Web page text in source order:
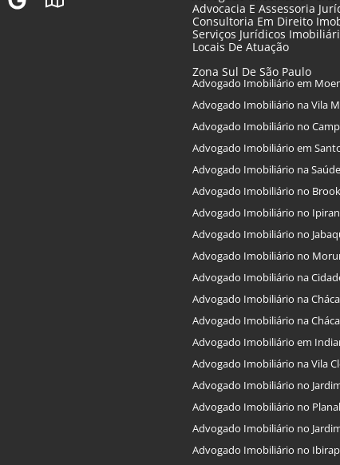
Advocacia E Assessoria
Consultoria Em Direito
Serviços Jurídicos
Locais De Atuação
Zona Sul De São Paulo
Advogado Imobiliário em
Advogado Imobiliário na Vila
Advogado Imobiliário no
Advogado Imobiliário em
Advogado Imobiliário na Saúde
Advogado Imobiliário no
Advogado Imobiliário no
Advogado Imobiliário no
Advogado Imobiliário no
Advogado Imobiliário na
Advogado Imobiliário na
Advogado Imobiliário na
Advogado Imobiliário em
Advogado Imobiliário na Vila
Advogado Imobiliário no
Advogado Imobiliário no
Advogado Imobiliário no
Advogado Imobiliário no